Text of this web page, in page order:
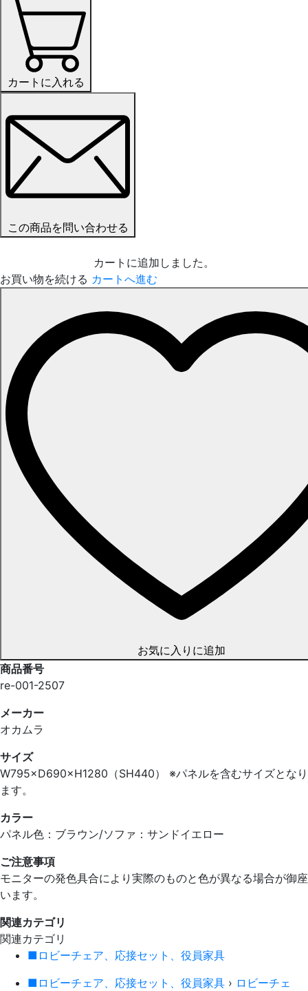
カートに入れる
この商品を問い合わせる
カートに追加しました。
お買い物を続ける カートへ進む
お気に入りに追加
商品番号
re-001-2507
メーカー
オカムラ
サイズ
W795×D690×H1280（SH440） ※パネルを含むサイズとなり
ます。
カラー
パネル色：ブラウン/ソファ：サンドイエロー
ご注意事項
モニターの発色具合により実際のものと色が異なる場合が御座
います。
関連カテゴリ
関連カテゴリ
■ロビーチェア、応接セット、役員家具
■ロビーチェア、応接セット、役員家具 › ロビーチェ